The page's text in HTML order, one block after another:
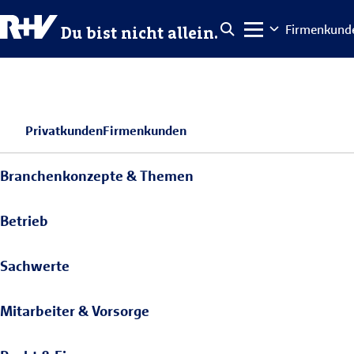
Du bist nicht allein.
PrivatkundenFirmenkunden
Branchenkonzepte & Themen
Betrieb
Sachwerte
Mitarbeiter & Vorsorge